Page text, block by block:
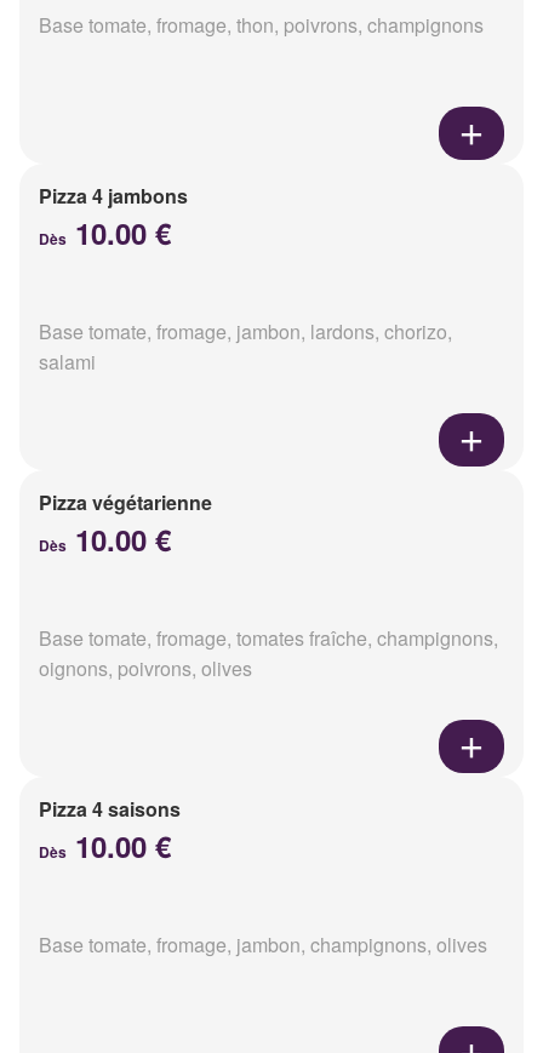
Base tomate, fromage, thon, poivrons, champignons
Pizza 4 jambons
Dès 10.00 €
Base tomate, fromage, jambon, lardons, chorizo,
salami
Pizza végétarienne
Dès 10.00 €
Base tomate, fromage, tomates fraîche, champignons,
oignons, poivrons, olives
Pizza 4 saisons
Dès 10.00 €
Base tomate, fromage, jambon, champignons, olives